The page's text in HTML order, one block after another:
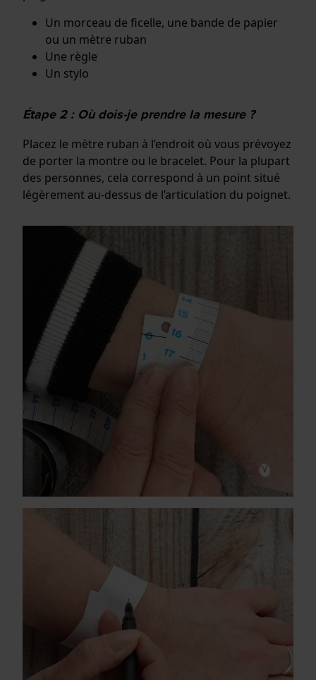
Un morceau de ficelle, une bande de papier
ou un mètre ruban
Une règle
Un stylo
Étape 2 : Où dois-je prendre la mesure ?
Placez le mètre ruban à l’endroit où vous prévoyez
de porter la montre ou le bracelet. Pour la plupart
des personnes, cela correspond à un point situé
légèrement au-dessus de l’articulation du poignet.